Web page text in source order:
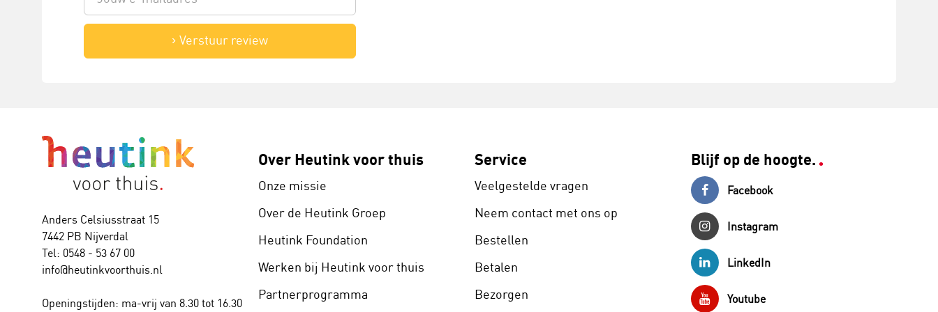
Verstuur review
Anders Celsiusstraat 15
7442 PB Nijverdal
Tel: 0548 - 53 67 00
info@heutinkvoorthuis.nl
Openingstijden: ma-vrij van 8.30 tot 16.30
Over Heutink voor thuis
Onze missie
Over de Heutink Groep
Heutink Foundation
Werken bij Heutink voor thuis
Partnerprogramma
Service
Veelgestelde vragen
Neem contact met ons op
Bestellen
Betalen
Bezorgen
Blijf op de hoogte.
Facebook
Instagram
LinkedIn
Youtube